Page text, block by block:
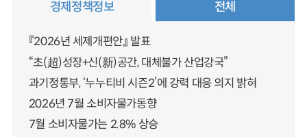
경제정책정보 전체
『2026년 세제개편안』 발표
“초(超)성장+신(新)공간, 대체불가 산업강국”
과기정통부, ‘누누티비 시즌2’에 강력 대응 의지 밝혀
2026년 7월 소비자물가동향
7월 소비자물가는 2.8% 상승